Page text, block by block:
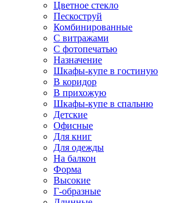
Цветное стекло
Пескоструй
Комбинированные
С витражами
С фотопечатью
Назначение
Шкафы-купе в гостиную
В коридор
В прихожую
Шкафы-купе в спальню
Детские
Офисные
Для книг
Для одежды
На балкон
Форма
Высокие
Г-образные